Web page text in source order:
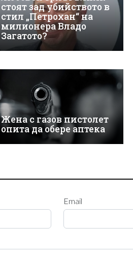
стоят зад убийството в
стил „Петрохан“ на
милионера Владо
Загатото?
Жена с газов пистолет
опита да обере аптека
Email